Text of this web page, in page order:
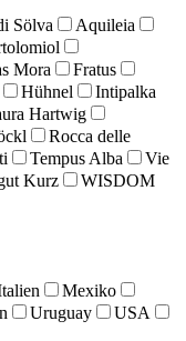
Sölva
Aquileia
Mora
Fratus
Hühnel
Intipalka
Hartwig
Rocca delle
Tempus Alba
Vie
Kurz
WISDOM
Mexiko
Uruguay
USA